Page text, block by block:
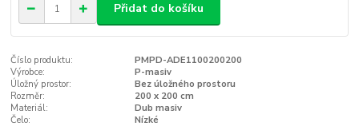
Přidat do košíku
Číslo produktu:
PMPD-ADE1100200200
Výrobce:
P-masiv
Úložný prostor:
Bez úložného prostoru
Rozměr:
200 x 200 cm
Materiál:
Dub masiv
Čelo:
Nízké